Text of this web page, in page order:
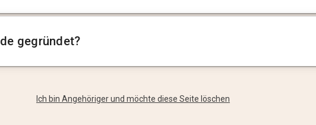
gegründet?
Ich bin Angehöriger und möchte diese Seite löschen